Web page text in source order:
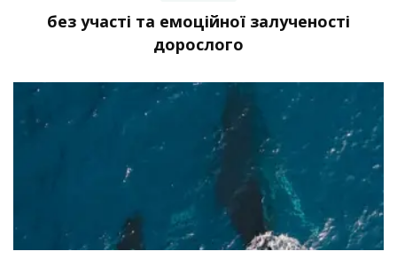
без участі та емоційної залученості
дорослого